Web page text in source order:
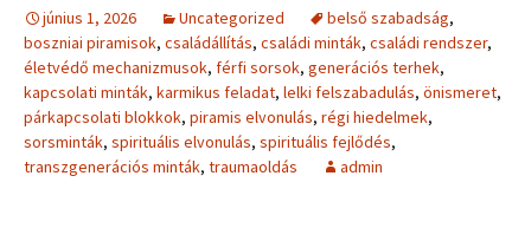
június 1, 2026 Uncategorized belső szabadság,
boszniai piramisok, családállítás, családi minták, családi rendszer,
életvédő mechanizmusok, férfi sorsok, generációs terhek,
kapcsolati minták, karmikus feladat, lelki felszabadulás, önismeret,
párkapcsolati blokkok, piramis elvonulás, régi hiedelmek,
sorsminták, spirituális elvonulás, spirituális fejlődés,
transzgenerációs minták, traumaoldás admin